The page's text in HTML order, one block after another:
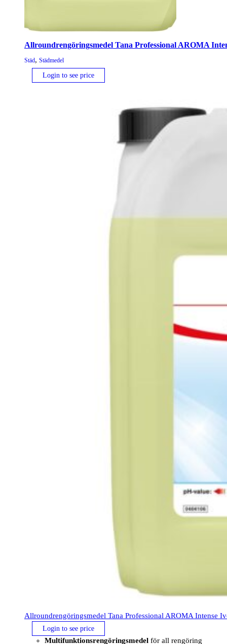
Allroundrengöringsmedel Tana Professional AROMA
Städ, Städmedel
Login to see price
Allroundrengöringsmedel Tana Professional AROMA Intense
Login to see price
Multifunktionsrengöringsmedel för all rengöring